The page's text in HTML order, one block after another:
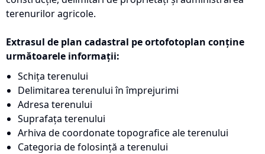
terenurilor agricole.
Extrasul de plan cadastral pe ortofotoplan conține
următoarele informații:
Schița terenului
Delimitarea terenului în împrejurimi
Adresa terenului
Suprafața terenului
Arhiva de coordonate topografice ale terenului
Categoria de folosință a terenului